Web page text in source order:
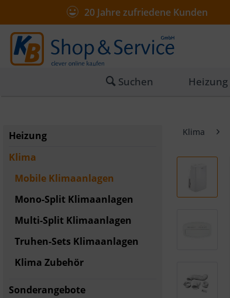
20 Jahre zufriedene Kunden
Suchen Heizung
Heizung
Klima
Mobile Klimaanlagen
Mono-Split Klimaanlagen
Multi-Split Klimaanlagen
Truhen-Sets Klimaanlagen
Klima Zubehör
Sonderangebote
Klima